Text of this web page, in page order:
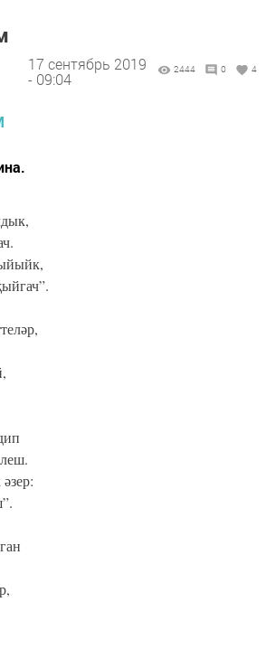
17 сентябрь 2019
- 09:04
2444 0 4